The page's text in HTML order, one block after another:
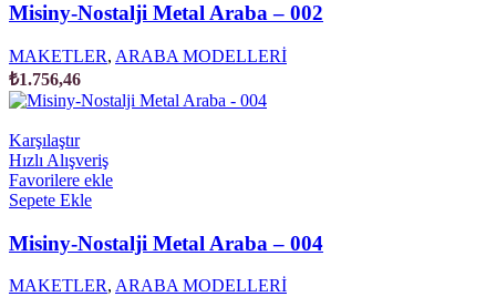
Misiny-Nostalji Metal Araba – 002
MAKETLER, ARABA MODELLERİ
₺1.756,46
Karşılaştır
Hızlı Alışveriş
Favorilere ekle
Sepete Ekle
Misiny-Nostalji Metal Araba – 004
MAKETLER, ARABA MODELLERİ